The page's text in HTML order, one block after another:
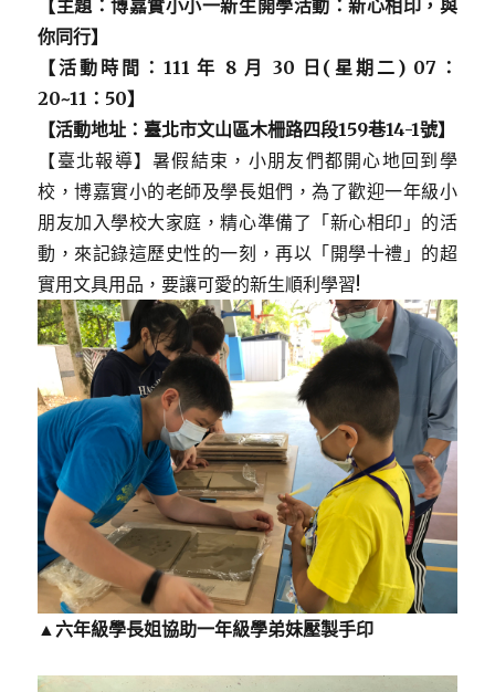
【主題：博嘉實小小一新生開學活動：新心相印，與
你同行】
【活動時間：111 年 8 月 30 日(星期二) 07：
20~11：50】
【活動地址：臺北市文山區木柵路四段159巷14-1號】
【臺北報導】暑假結束，小朋友們都開心地回到學
校，博嘉實小的老師及學長姐們，為了歡迎一年級小
朋友加入學校大家庭，精心準備了「新心相印」的活
動，來記錄這歷史性的一刻，再以「開學十禮」的超
實用文具用品，要讓可愛的新生順利學習!
▲六年級學長姐協助一年級學弟妹壓製手印